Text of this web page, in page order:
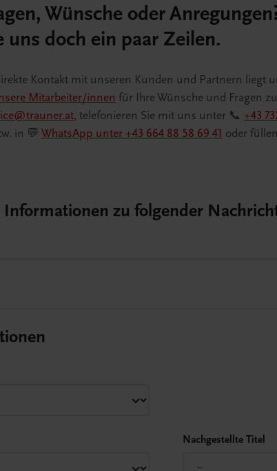
Wünsche oder
uns doch ein paar Zeilen.
Kontakt mit unseren Kunden und Partnern liegt
Mitarbeiter/innen für Ihre Wünsche und Fragen
, telefonieren Sie mit uns unter 📞 +43
in 💬 WhatsApp unter +43 664 88 58 69 41 oder
Informationen zu folgender
Nachgestellte Titel